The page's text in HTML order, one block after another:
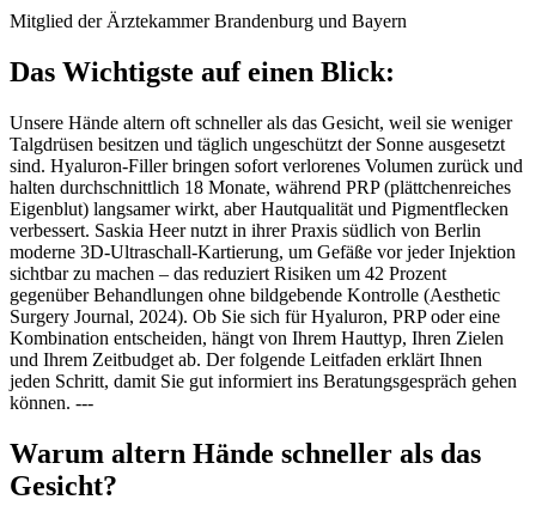
Mitglied der Ärztekammer Brandenburg und Bayern
Das Wichtigste auf einen Blick:
Unsere Hände altern oft schneller als das Gesicht, weil sie weniger
Talgdrüsen besitzen und täglich ungeschützt der Sonne ausgesetzt
sind. Hyaluron-Filler bringen sofort verlorenes Volumen zurück und
halten durchschnittlich 18 Monate, während PRP (plättchenreiches
Eigenblut) langsamer wirkt, aber Hautqualität und Pigmentflecken
verbessert. Saskia Heer nutzt in ihrer Praxis südlich von Berlin
moderne 3D-Ultraschall-Kartierung, um Gefäße vor jeder Injektion
sichtbar zu machen – das reduziert Risiken um 42 Prozent
gegenüber Behandlungen ohne bildgebende Kontrolle (Aesthetic
Surgery Journal, 2024). Ob Sie sich für Hyaluron, PRP oder eine
Kombination entscheiden, hängt von Ihrem Hauttyp, Ihren Zielen
und Ihrem Zeitbudget ab. Der folgende Leitfaden erklärt Ihnen
jeden Schritt, damit Sie gut informiert ins Beratungsgespräch gehen
können. ---
Warum altern Hände schneller als das
Gesicht?